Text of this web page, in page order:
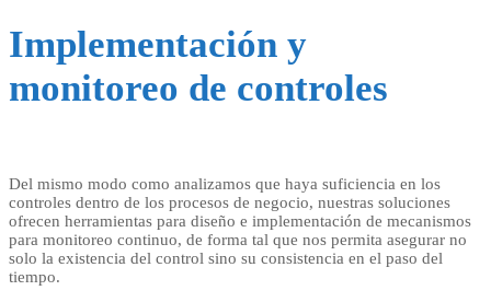
Implementación y
monitoreo de controles
Del mismo modo como analizamos que haya suficiencia en los
controles dentro de los procesos de negocio, nuestras soluciones
ofrecen herramientas para diseño e implementación de mecanismos
para monitoreo continuo, de forma tal que nos permita asegurar no
solo la existencia del control sino su consistencia en el paso del
tiempo.